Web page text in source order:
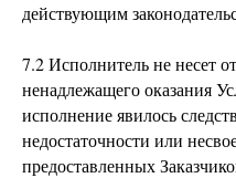
действующим
7.2 Исполнитель не несет
ненадлежащего оказания
исполнение явилось
недостаточности или
предоставленных